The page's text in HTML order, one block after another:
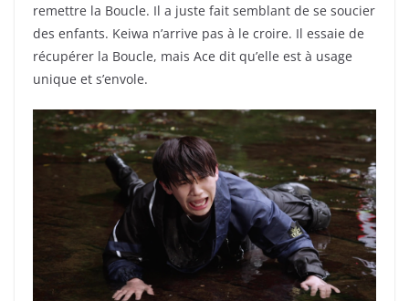
remettre la Boucle. Il a juste fait semblant de se soucier
des enfants. Keiwa n’arrive pas à le croire. Il essaie de
récupérer la Boucle, mais Ace dit qu’elle est à usage
unique et s’envole.